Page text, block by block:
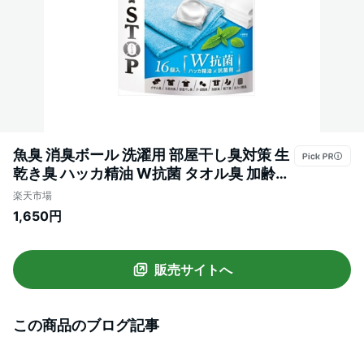
魚臭 消臭ボール 洗濯用 部屋干し臭対策 生
乾き臭 ハッカ精油 W抗菌 タオル臭 加齢臭
衣類用 抗菌 消臭 洗濯槽臭 靴下臭 洗濯補助
衣料用洗剤 ニオイ対策 日本製 洗濯 消臭剤
グッズ 消臭専用ボール 臭い消し 洗濯物
【10】
楽天市場
1,650円
販売サイトへ
この商品のブログ記事